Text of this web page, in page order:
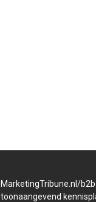
MarketingTribune.nl/b2b
toonaangevend